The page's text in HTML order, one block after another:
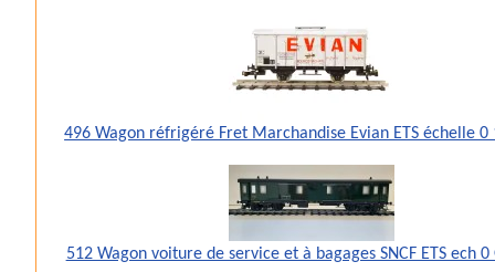
496 Wagon réfrigéré Fret Marchandise Evian ETS échelle 0
512 Wagon voiture de service et à bagages SNCF ETS ech